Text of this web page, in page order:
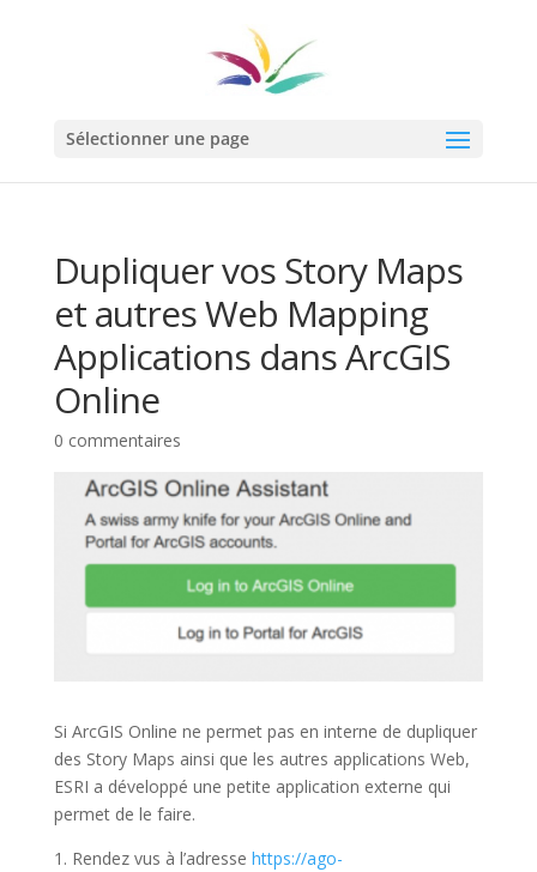
Sélectionner une page
Dupliquer vos Story Maps
et autres Web Mapping
Applications dans ArcGIS
Online
0 commentaires
Si ArcGIS Online ne permet pas en interne de dupliquer
des Story Maps ainsi que les autres applications Web,
ESRI a développé une petite application externe qui
permet de le faire.
1. Rendez vus à l’adresse https://ago-